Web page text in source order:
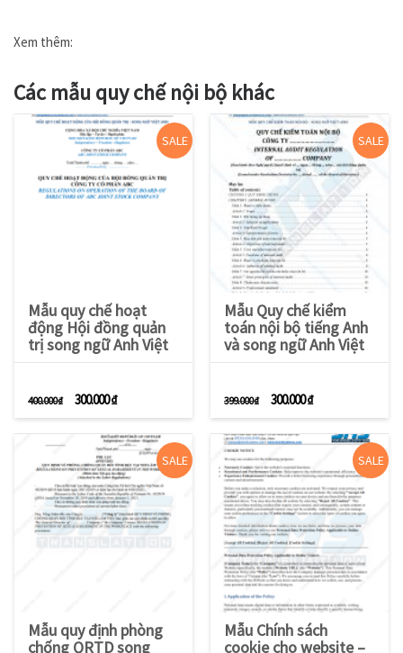
Xem thêm:
Các mẫu quy chế nội bộ khác
Mẫu quy chế hoạt
động Hội đồng quản
trị song ngữ Anh Việt
400.000₫ Giá gốc là: 400.000 ₫.
300.000₫ Giá hiện tại là: 300.000 ₫.
SALE
Mẫu Quy chế kiểm
toán nội bộ tiếng Anh
và song ngữ Anh Việt
399.000₫ Giá gốc là: 399.000 ₫.
300.000₫
SALE
Mẫu quy định phòng
chống QRTD song
SALE
Mẫu Chính sách
cookie cho website –
SALE